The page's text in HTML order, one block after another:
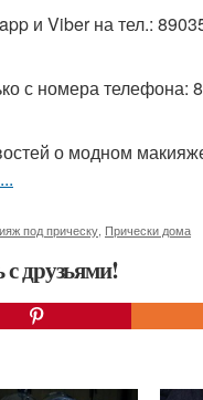
и Viber на тел.:
с номера телефона:
о модном
под прическу Прически дома
друзьями!